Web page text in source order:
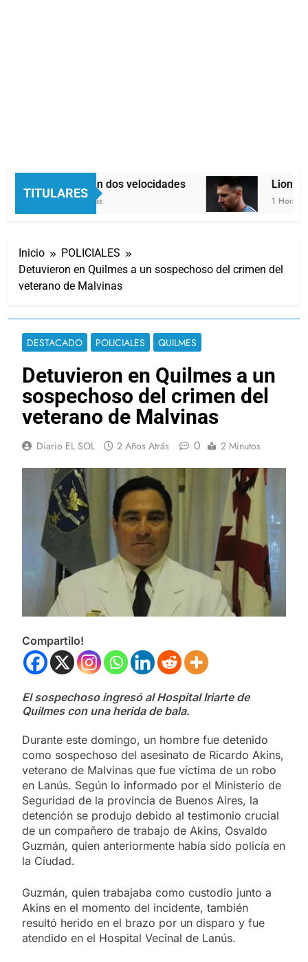
TITULARES
Economía en dos velocidades
40 Minutos Atrás
Lionel
1 Hora
Inicio
POLICIALES
Detuvieron en Quilmes a un sospechoso del crimen del
veterano de Malvinas
DESTACADO POLICIALES QUILMES
Detuvieron en Quilmes a un
sospechoso del crimen del
veterano de Malvinas
Diario EL SOL 2 Años Atrás 0 2 Minutos
Compartilo!
El sospechoso ingresó al Hospital Iriarte de
Quilmes con una herida de bala.
Durante este domingo, un hombre fue detenido
como sospechoso del asesinato de Ricardo Akins,
veterano de Malvinas que fue víctima de un robo
en Lanús. Según lo informado por el Ministerio de
Seguridad de la provincia de Buenos Aires, la
detención se produjo debido al testimonio crucial
de un compañero de trabajo de Akins, Osvaldo
Guzmán, quien anteriormente había sido policía en
la Ciudad.
Guzmán, quien trabajaba como custodio junto a
Akins en el momento del incidente, también
resultó herido en el brazo por un disparo y fue
atendido en el Hospital Vecinal de Lanús.